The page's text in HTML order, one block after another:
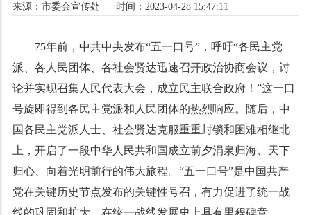
来源：市委会宣传处 时间：2023-04-28 15:47:11
75年前，中共中央发布“五一口号”，呼吁“各民主党
派、各人民团体、各社会贤达迅速召开政治协商会议，讨
论并实现召集人民代表大会，成立民主联合政府！”这一口
号旋即得到各民主党派和人民团体的热烈响应。随后，中
国各民主党派人士、社会贤达克服重重封锁和困难相继北
上，开启了一段中华人民共和国成立前夕涓泉归海、天下
归心、向着光明前行的伟大旅程。“五一口号”是中国共产
党在关键历史节点发布的关键性号召，有力促进了统一战
线的巩固和扩大，在统一战线发展史上具有里程碑意